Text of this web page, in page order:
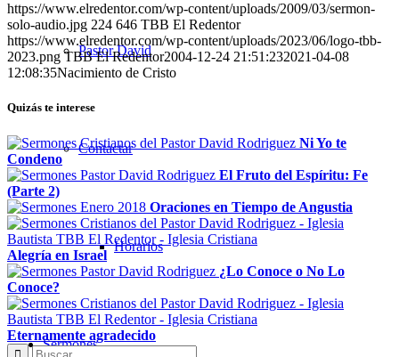
Pastor David
Contactar
Horarios
Sermones
https://www.elredentor.com/wp-content/uploads/2009/03/sermon-
solo-audio.jpg 224 646 TBB El Redentor
https://www.elredentor.com/wp-content/uploads/2023/06/logo-tbb-
2023.png TBB El Redentor2004-12-24 21:51:232021-04-08
12:08:35Nacimiento de Cristo
Quizás te interese
Ni Yo te
Condeno
El Fruto del Espíritu: Fe
(Parte 2)
Oraciones en Tiempo de Angustia
Alegría en Israel
¿Lo Conoce o No Lo
Conoce?
Eternamente agradecido